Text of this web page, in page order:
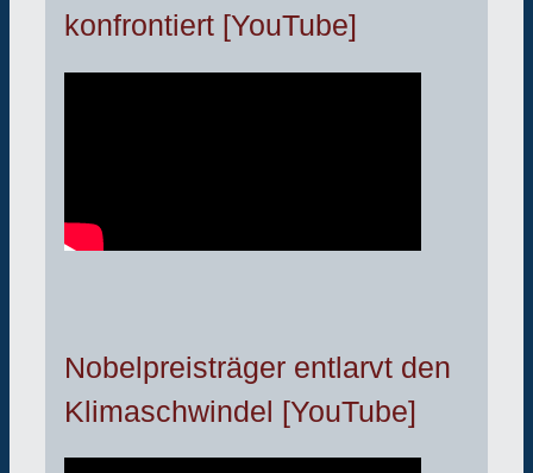
konfrontiert [YouTube]
Nobelpreisträger entlarvt den
Klimaschwindel [YouTube]